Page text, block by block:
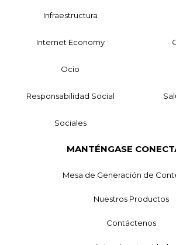
Infraestructura
Internet Economy
Ocio
Responsabilidad Social
Sociales
MANTÉNGASE
Mesa de Generación de
Nuestros Productos
Contáctenos